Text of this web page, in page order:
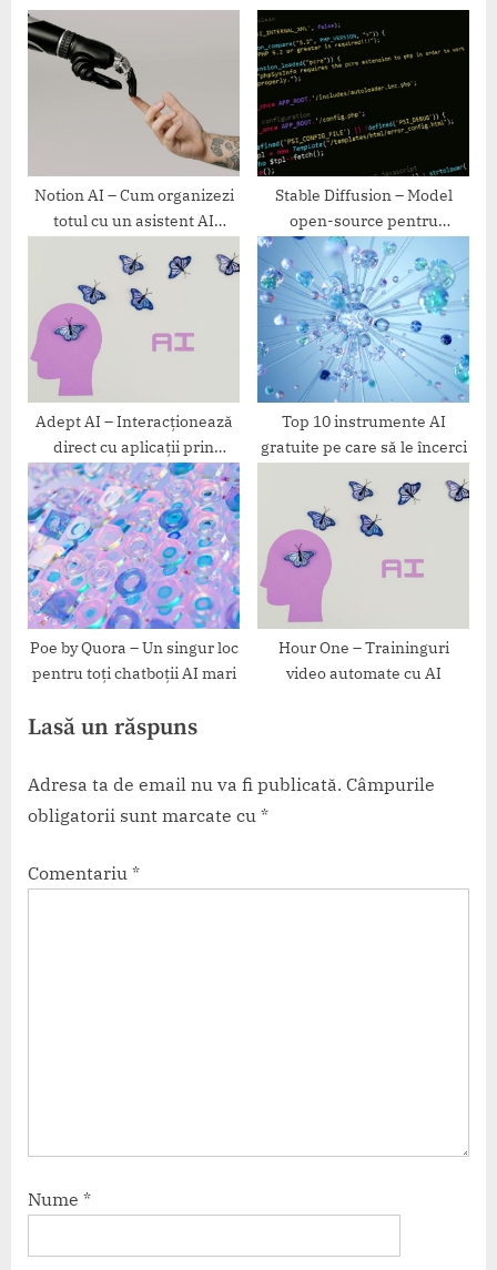
s
P
o
:
Notion AI – Cum organizezi
totul cu un asistent AI
Stable Diffusion – Model
open-source pentru
generare și control AI
Adept AI – Interacționează
direct cu aplicații prin
comenzi AI
Top 10 instrumente AI
gratuite pe care să le încerci
Poe by Quora – Un singur loc
pentru toți chatboții AI mari
Hour One – Traininguri
video automate cu AI
Lasă un răspuns
Adresa ta de email nu va fi publicată. Câmpurile
obligatorii sunt marcate cu *
Comentariu *
Nume *